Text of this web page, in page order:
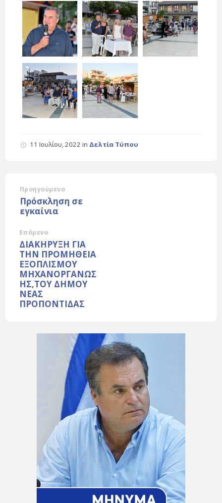
11 Ιουλίου, 2022 in Δελτία Τύπου
Προηγούμενο
Πρόσκληση σε
εγκαίνια
Επόμενο
ΔΙΑΚΗΡΥΞΗ ΓΙΑ
ΤΗΝ ΠΡΟΜΗΘΕΙΑ
ΕΞΟΠΛΙΣΜΟΥ
ΜΗΧΑΝΟΡΓΑΝΩΣ
ΗΣ,ΤΟΥ ΔΗΜΟΥ
ΝΕΑΣ
ΠΡΟΠΟΝΤΙΔΑΣ